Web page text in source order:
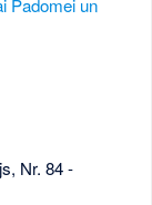
Padomei un
Nr. 84-